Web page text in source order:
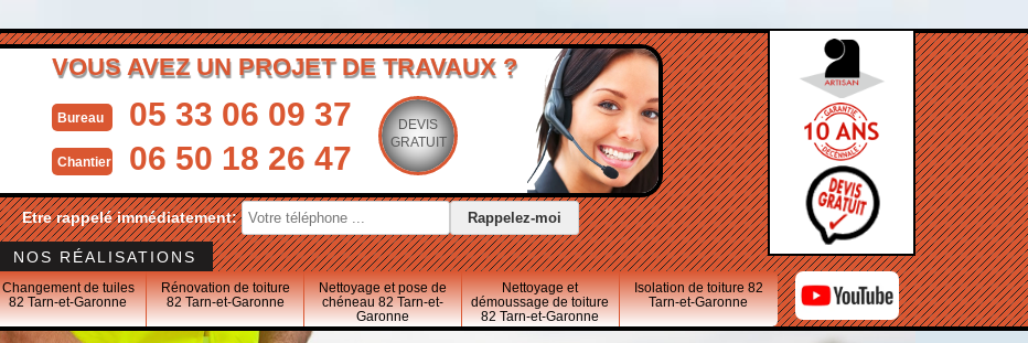
VOUS AVEZ UN PROJET DE TRAVAUX ?
Bureau 05 33 06 09 37
Chantier 06 50 18 26 47
DEVIS
GRATUIT
Etre rappelé immédiatement:
NOS RÉALISATIONS
Changement de tuiles
82 Tarn-et-Garonne
Rénovation de toiture
82 Tarn-et-Garonne
Nettoyage et pose de
chéneau 82 Tarn-et-
Garonne
Nettoyage et
démoussage de toiture
82 Tarn-et-Garonne
Isolation de toiture 82
Tarn-et-Garonne